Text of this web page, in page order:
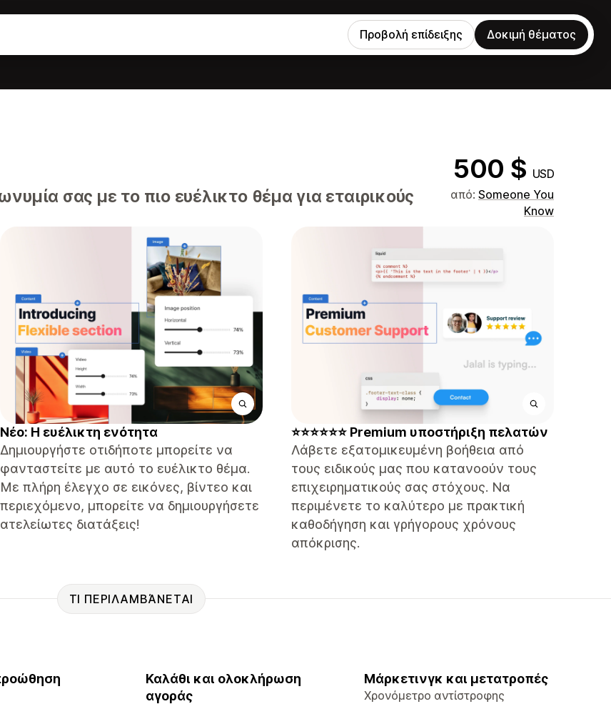
Προβολή επίδειξης Δοκιμή θέματος
500 $ USD
σας με το πιο ευέλικτο θέμα για εταιρικούς
από: Someone You
Know
Νέο: Η ευέλικτη ενότητα
Δημιουργήστε οτιδήποτε μπορείτε να
φανταστείτε με αυτό το ευέλικτο θέμα.
Με πλήρη έλεγχο σε εικόνες, βίντεο και
περιεχόμενο, μπορείτε να δημιουργήσετε
ατελείωτες διατάξεις!
⭐⭐⭐⭐⭐⭐ Premium υποστήριξη πελατών
Λάβετε εξατομικευμένη βοήθεια από
τους ειδικούς μας που κατανοούν τους
επιχειρηματικούς σας στόχους. Να
περιμένετε το καλύτερο με πρακτική
καθοδήγηση και γρήγορους χρόνους
απόκρισης.
ΤΙ ΠΕΡΙΛΑΜΒΆΝΕΤΑΙ
Καλάθι και ολοκλήρωση
αγοράς
Μάρκετινγκ και μετατροπές
Χρονόμετρο αντίστροφης